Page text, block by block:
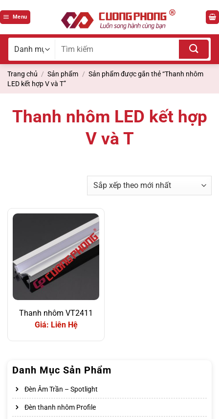
qua
Menu
Tìm
Trang chủ / Sản phẩm / Sản phẩm được gắn thẻ “Thanh nhôm
LED kết hợp V và T”
Danh Mục Sản Phẩm
Đèn Âm Trần – Spotlight
Đèn thanh nhôm Profile
Thanh nhôm LED kết hợp
V và T
Thanh nhôm VT2411
Giá: Liên Hệ